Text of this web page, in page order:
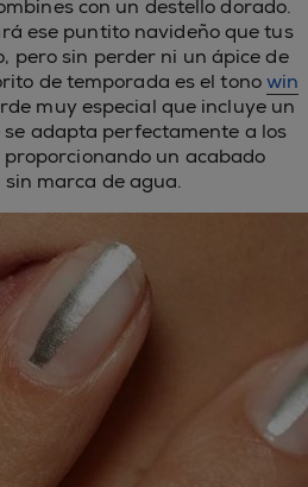
con un destello dorado.
ese puntito navideño que tus
pero sin perder ni un ápice de
de temporada es el tonowin
muy especial que incluye un
adapta perfectamente a los
un acabado
marca de agua.